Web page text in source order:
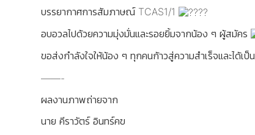
บรรยากาศการสัมภาษณ์ TCAS1/1
อบอวลไปด้วยความมุ่งมั่นและรอยยิ้มจากน้อง ๆ ผู้สมัคร
ขอส่งกำลังใจให้น้อง ๆ ทุกคนก้าวสู่ความสำเร็จและได้
——-
ผลงานภาพถ่ายจาก
นาย คีราวัตร์ อินทร์คฃ